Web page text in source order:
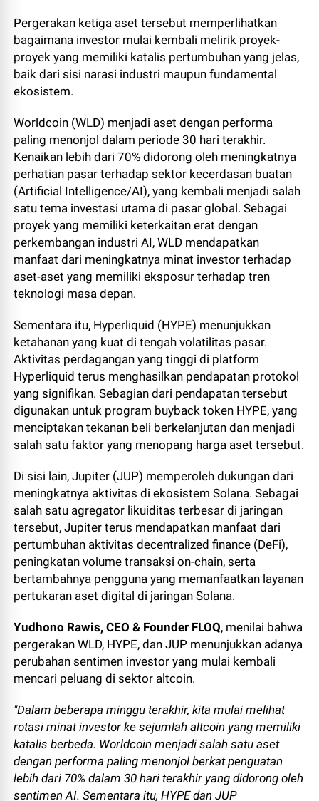
Pergerakan ketiga aset tersebut memperlihatkan
bagaimana investor mulai kembali melirik proyek-
proyek yang memiliki katalis pertumbuhan yang jelas,
baik dari sisi narasi industri maupun fundamental
ekosistem.
Worldcoin (WLD) menjadi aset dengan performa
paling menonjol dalam periode 30 hari terakhir.
Kenaikan lebih dari 70% didorong oleh meningkatnya
perhatian pasar terhadap sektor kecerdasan buatan
(Artificial Intelligence/AI), yang kembali menjadi salah
satu tema investasi utama di pasar global. Sebagai
proyek yang memiliki keterkaitan erat dengan
perkembangan industri AI, WLD mendapatkan
manfaat dari meningkatnya minat investor terhadap
aset-aset yang memiliki eksposur terhadap tren
teknologi masa depan.
Sementara itu, Hyperliquid (HYPE) menunjukkan
ketahanan yang kuat di tengah volatilitas pasar.
Aktivitas perdagangan yang tinggi di platform
Hyperliquid terus menghasilkan pendapatan protokol
yang signifikan. Sebagian dari pendapatan tersebut
digunakan untuk program buyback token HYPE, yang
menciptakan tekanan beli berkelanjutan dan menjadi
salah satu faktor yang menopang harga aset tersebut.
Di sisi lain, Jupiter (JUP) memperoleh dukungan dari
meningkatnya aktivitas di ekosistem Solana. Sebagai
salah satu agregator likuiditas terbesar di jaringan
tersebut, Jupiter terus mendapatkan manfaat dari
pertumbuhan aktivitas decentralized finance (DeFi),
peningkatan volume transaksi on-chain, serta
bertambahnya pengguna yang memanfaatkan layanan
pertukaran aset digital di jaringan Solana.
Yudhono Rawis, CEO & Founder FLOQ, menilai bahwa
pergerakan WLD, HYPE, dan JUP menunjukkan adanya
perubahan sentimen investor yang mulai kembali
mencari peluang di sektor altcoin.
"Dalam beberapa minggu terakhir, kita mulai melihat
rotasi minat investor ke sejumlah altcoin yang memiliki
katalis berbeda. Worldcoin menjadi salah satu aset
dengan performa paling menonjol berkat penguatan
lebih dari 70% dalam 30 hari terakhir yang didorong oleh
sentimen AI. Sementara itu, HYPE dan JUP